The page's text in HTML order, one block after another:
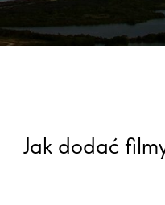
Jak dodać